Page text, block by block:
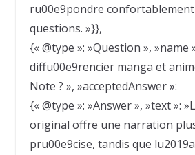
ru00e9pondre
questions. »}},
{« @type »: »Question », »name
diffu00e9rencier manga et
Note ? », »acceptedAnswer »:
{« @type »: »Answer », »text »:
original offre une narration
pru00e9cise, tandis que